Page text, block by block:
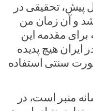
۷۰، یعنی ۳۲ سال پیش، تحقیقی در
و آن زمان من
برای مقدمه این
هیچ پدیده
سنتی استفاده
منبر است، در